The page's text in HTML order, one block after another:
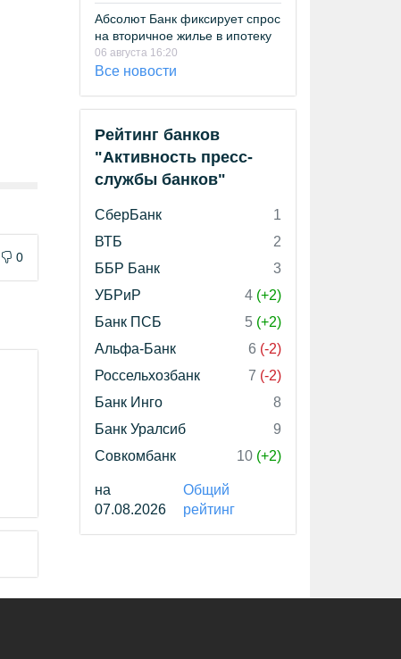
0
Абсолют Банк фиксирует спрос
на вторичное жилье в ипотеку
06 августа 16:20
Все новости
Рейтинг банков
"Активность пресс-
службы банков"
СберБанк
1
ВТБ
2
ББР Банк
3
УБРиР
4 (+2)
Банк ПСБ
5 (+2)
Альфа-Банк
6 (-2)
Россельхозбанк
7 (-2)
Банк Инго
8
Банк Уралсиб
9
Совкомбанк
10 (+2)
на
07.08.2026
Общий
рейтинг